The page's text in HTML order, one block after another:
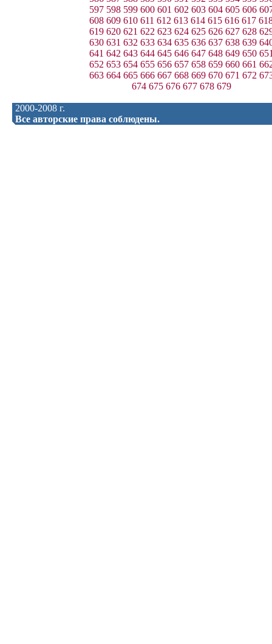
597 598 599 600 601 602 603 604 605 606
608 609 610 611 612 613 614 615 616 617
619 620 621 622 623 624 625 626 627 628
630 631 632 633 634 635 636 637 638 639
641 642 643 644 645 646 647 648 649 650
652 653 654 655 656 657 658 659 660 661
663 664 665 666 667 668 669 670 671 672
674 675 676 677 678 679
2000-2008 г.
Все авторские права соблюдены.